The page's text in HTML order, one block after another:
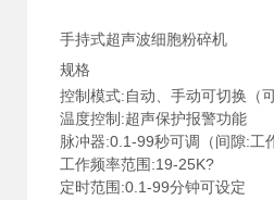
手持式超声波细胞粉碎机
规格
控制模式:自动、手动可切换（
温度控制:超声保护报警功能
脉冲器:0.1-99秒可调（间隙:工
工作频率范围:19-25K?
定时范围:0.1-99分钟可设定